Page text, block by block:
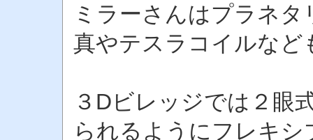
ミラーさんはプラネ
真やテスラコイルなど
３Dビレッジでは２眼
られるようにフレキ